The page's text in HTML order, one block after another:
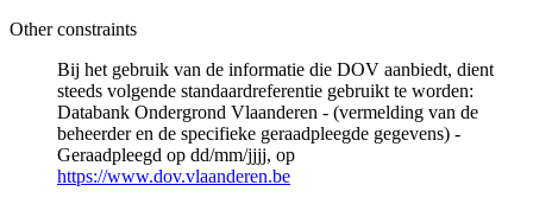
Other constraints
Bij het gebruik van de informatie die DOV aanbiedt, dient
steeds volgende standaardreferentie gebruikt te worden:
Databank Ondergrond Vlaanderen - (vermelding van de
beheerder en de specifieke geraadpleegde gegevens) -
Geraadpleegd op dd/mm/jjjj, op
https://www.dov.vlaanderen.be